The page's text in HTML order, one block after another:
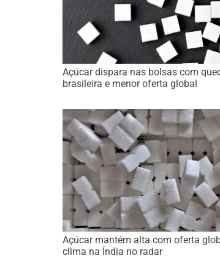
Açúcar dispara nas bolsas com
brasileira e menor oferta global
Açúcar mantém alta com oferta
clima na Índia no radar